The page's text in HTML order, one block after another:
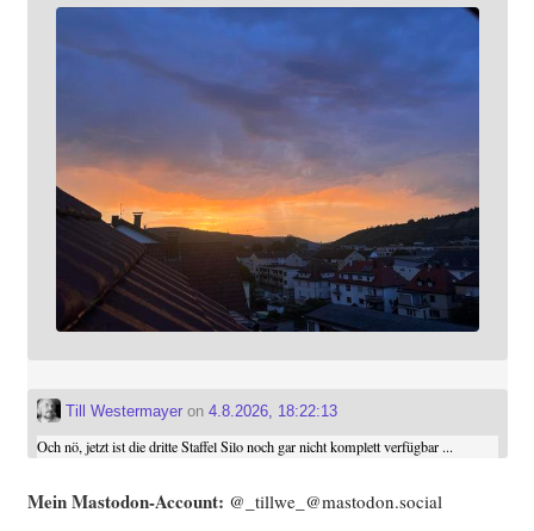
Till Westermayeron 4.8.2026, 18:22:13
Och nö, jetzt ist die dritte Staffel Silo noch gar nicht komplett verfügbar ...
Mein Mast­o­don-Account: @_tillwe_@mastodon.social